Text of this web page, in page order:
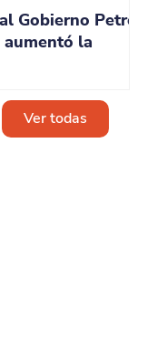
Gobierno Petro
aumentó la
Ver todas